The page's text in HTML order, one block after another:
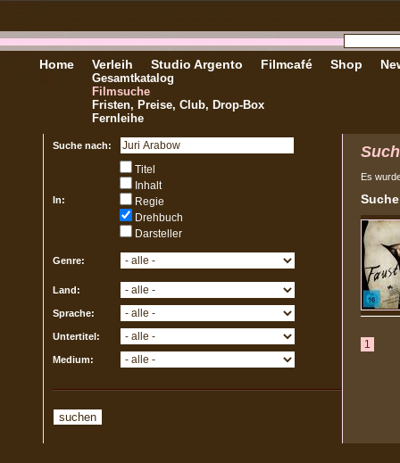
Home Verleih
Gesamtkatalog
Filmsuche
Fristen, Preise, Club, Drop-Box
Fernleihe
Studio Argento Filmcafé Shop
Suche nach:
In:
Titel
Inhalt
Regie
Drehbuch
Darsteller
Genre:
Land:
Sprache:
Untertitel:
Medium:
Es
1